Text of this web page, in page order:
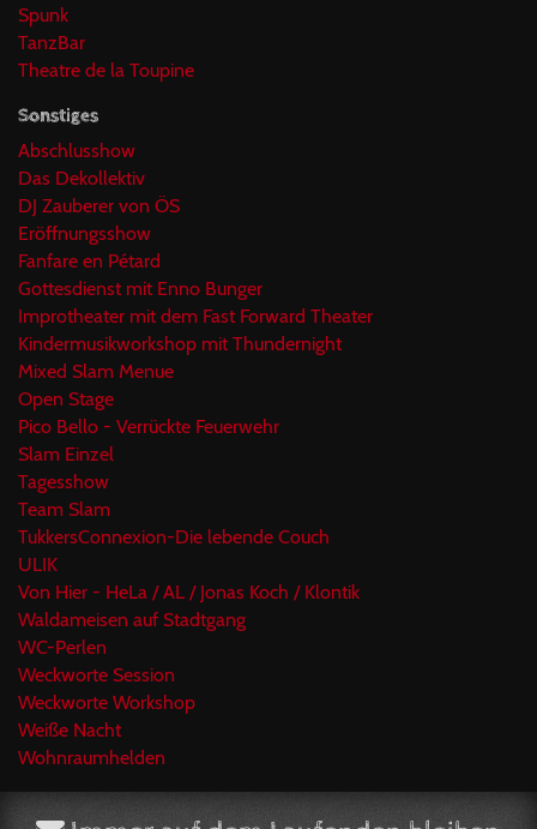
Spunk
TanzBar
Theatre de la Toupine
Sonstiges
Abschlusshow
Das Dekollektiv
DJ Zauberer von ÖS
Eröffnungsshow
Fanfare en Pétard
Gottesdienst mit Enno Bunger
Improtheater mit dem Fast Forward Theater
Kindermusikworkshop mit Thundernight
Mixed Slam Menue
Open Stage
Pico Bello - Verrückte Feuerwehr
Slam Einzel
Tagesshow
Team Slam
TukkersConnexion-Die lebende Couch
ULIK
Von Hier - HeLa / AL / Jonas Koch / Klontik
Waldameisen auf Stadtgang
WC-Perlen
Weckworte Session
Weckworte Workshop
Weiße Nacht
Wohnraumhelden